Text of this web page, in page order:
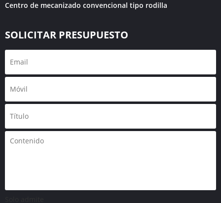
Centro de mecanizado convencional tipo rodilla
SOLICITAR PRESUPUESTO